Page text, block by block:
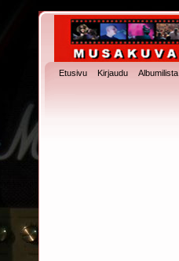
Etusivu Kirjaudu Albumilista